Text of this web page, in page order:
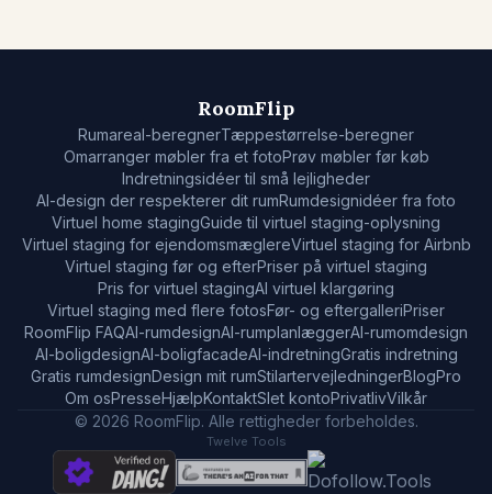
RoomFlip
Rumareal-beregnerTæppestørrelse-beregner
Omarranger møbler fra et fotoPrøv møbler før køb
Indretningsidéer til små lejligheder
AI-design der respekterer dit rumRumdesignidéer fra foto
Virtuel home stagingGuide til virtuel staging-oplysning
Virtuel staging for ejendomsmæglereVirtuel staging for Airbnb
Virtuel staging før og efterPriser på virtuel staging
Pris for virtuel stagingAI virtuel klargøring
Virtuel staging med flere fotosFør- og eftergalleriPriser
RoomFlip FAQAI-rumdesignAI-rumplanlæggerAI-rumomdesign
AI-boligdesignAI-boligfacadeAI-indretningGratis indretning
Gratis rumdesignDesign mit rumStilartervejledningerBlogPro
Om osPresseHjælpKontaktSlet kontoPrivatlivVilkår
© 2026 RoomFlip. Alle rettigheder forbeholdes.
Twelve Tools